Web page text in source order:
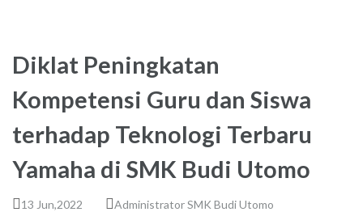
Diklat Peningkatan
Kompetensi Guru dan Siswa
terhadap Teknologi Terbaru
Yamaha di SMK Budi Utomo
13 Jun,2022 Administrator SMK Budi Utomo